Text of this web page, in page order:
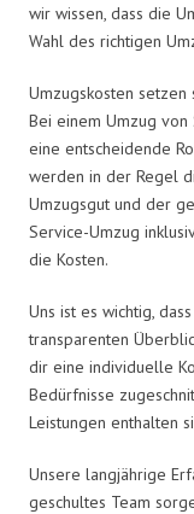
wir wissen, dass die
Wahl des richtigen
Umzugskosten setzen
Bei einem Umzug
eine entscheidende
werden in der Regel
Umzugsgut und der
Service-Umzug
die Kosten.
Uns ist es wichtig,
transparenten
dir eine individuelle
Bedürfnisse
Leistungen enthalten
Unsere langjährige
geschultes Team